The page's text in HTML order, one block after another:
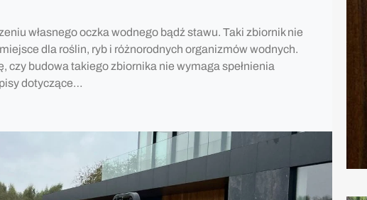
własnego oczka wodnego bądź stawu. Taki zbiornik nie
dla roślin, ryb i różnorodnych organizmów wodnych.
czy budowa takiego zbiornika nie wymaga spełnienia
dotyczące…